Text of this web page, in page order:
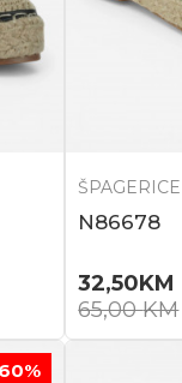
ŠPAGERICE
N86678
32,50KM
65,00KM
%